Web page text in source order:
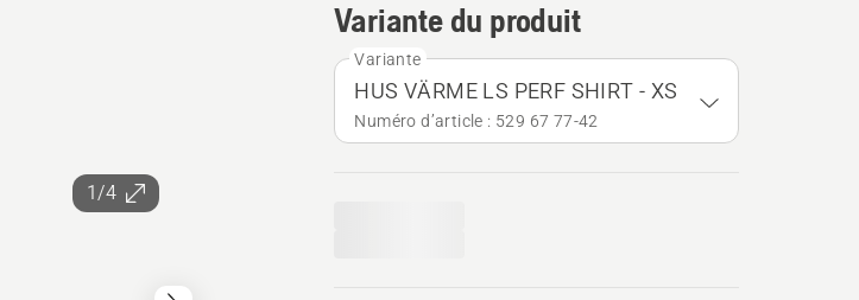
1/4
Variante du produit
Variante
HUS VÄRME LS PERF SHIRT - XS
Numéro d’article : 529 67 77‑42